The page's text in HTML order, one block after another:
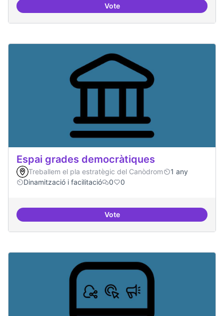
VoteProtocol de rebuda de demandes
Espai grades democràtiques
Treballem el pla estratègic del Canòdrom
1 any
Dinamització i facilitació
0 0
VoteEspai grades democràtiques